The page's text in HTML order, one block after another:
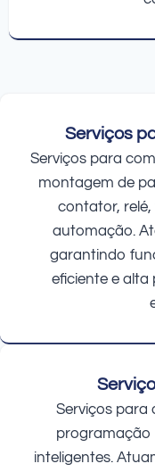
Serviços
Serviços para
montagem de
contator,
automação.
garantindo
eficiente e alta
Serviços
programação
inteligentes.